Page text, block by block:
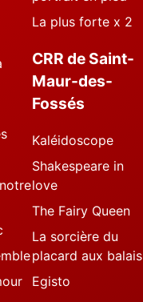
La plus forte x 2
CRR de Saint-
Maur-des-
Fossés
Kaléidoscope
Shakespeare in
love
The Fairy Queen
La sorcière du
placard aux balais
Egisto